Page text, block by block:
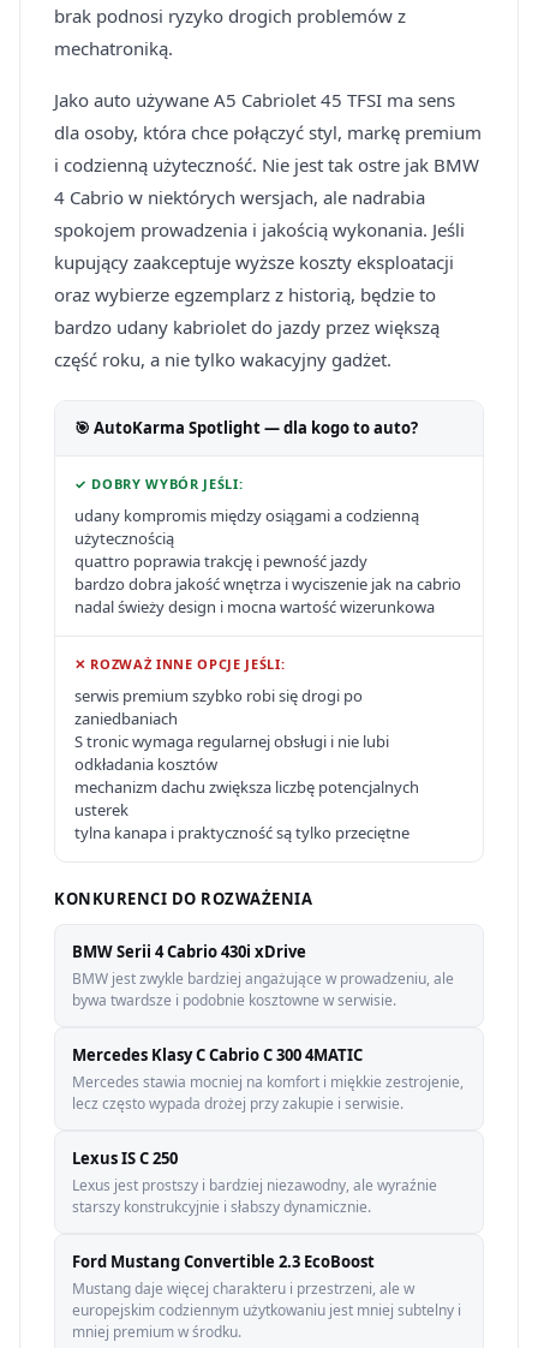
brak podnosi ryzyko drogich problemów z
mechatroniką.
Jako auto używane A5 Cabriolet 45 TFSI ma sens
dla osoby, która chce połączyć styl, markę premium
i codzienną użyteczność. Nie jest tak ostre jak BMW
4 Cabrio w niektórych wersjach, ale nadrabia
spokojem prowadzenia i jakością wykonania. Jeśli
kupujący zaakceptuje wyższe koszty eksploatacji
oraz wybierze egzemplarz z historią, będzie to
bardzo udany kabriolet do jazdy przez większą
część roku, a nie tylko wakacyjny gadżet.
🎯 AutoKarma Spotlight — dla kogo to auto?
✓ DOBRY WYBÓR JEŚLI:
udany kompromis między osiągami a codzienną
użytecznością
quattro poprawia trakcję i pewność jazdy
bardzo dobra jakość wnętrza i wyciszenie jak na cabrio
nadal świeży design i mocna wartość wizerunkowa
✕ ROZWAŻ INNE OPCJE JEŚLI:
serwis premium szybko robi się drogi po
zaniedbaniach
S tronic wymaga regularnej obsługi i nie lubi
odkładania kosztów
mechanizm dachu zwiększa liczbę potencjalnych
usterek
tylna kanapa i praktyczność są tylko przeciętne
KONKURENCI DO ROZWAŻENIA
BMW Serii 4 Cabrio 430i xDrive
BMW jest zwykle bardziej angażujące w prowadzeniu, ale
bywa twardsze i podobnie kosztowne w serwisie.
Mercedes Klasy C Cabrio C 300 4MATIC
Mercedes stawia mocniej na komfort i miękkie zestrojenie,
lecz często wypada drożej przy zakupie i serwisie.
Lexus IS C 250
Lexus jest prostszy i bardziej niezawodny, ale wyraźnie
starszy konstrukcyjnie i słabszy dynamicznie.
Ford Mustang Convertible 2.3 EcoBoost
Mustang daje więcej charakteru i przestrzeni, ale w
europejskim codziennym użytkowaniu jest mniej subtelny i
mniej premium w środku.